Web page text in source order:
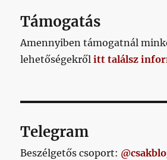
Támogatás
Amennyiben támogatnál
lehetőségekrőlitt találsz
Telegram
Beszélgetős csoport: